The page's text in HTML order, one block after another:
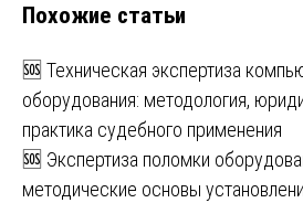
записям
Похожие статьи
🆘 Техническая экспертиза
оборудования: методология,
практика судебного применения
🆘 Экспертиза поломки
методические основы